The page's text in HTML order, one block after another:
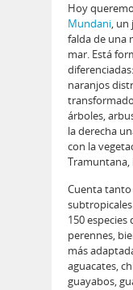
Hoy
Mundani, un
falda de una
mar. Está
naranjos
árboles,
la derecha
con la
Tramuntana,
Cuenta
150
perennes,
más
aguacates,
guayabos,